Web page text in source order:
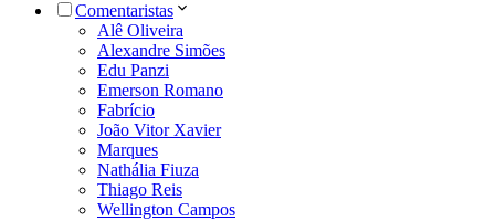
Comentaristas
Alê Oliveira
Alexandre Simões
Edu Panzi
Emerson Romano
Fabrício
João Vitor Xavier
Marques
Nathália Fiuza
Thiago Reis
Wellington Campos